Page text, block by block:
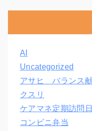
AI
Uncategorized
アサヒ バランス
クスリ
ケアマネ定期訪問日
コンビニ弁当